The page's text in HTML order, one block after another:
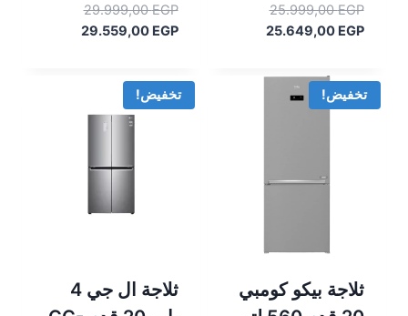
25.999,00EGP
السعر
الأصلي25.649,00 EGP
السعر
29.999,00EGP
السعر
الأصلي29.559,00 EGP
السعر
تخفيض!
ثلاجة بيكو كومبي
تخفيض!
ثلاجة ال جي 4